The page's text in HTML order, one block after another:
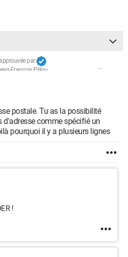
par
François Pillou
postale. Tu as la possibilité
comme spécifié un
pourquoi il y a plusieurs lignes
!